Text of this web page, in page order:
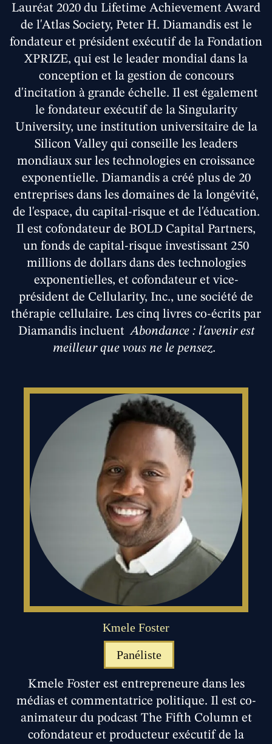
Lauréat 2020 du Lifetime Achievement Award
de l'Atlas Society, Peter H. Diamandis est le
fondateur et président exécutif de la Fondation
XPRIZE, qui est le leader mondial dans la
conception et la gestion de concours
d'incitation à grande échelle. Il est également
le fondateur exécutif de la Singularity
University, une institution universitaire de la
Silicon Valley qui conseille les leaders
mondiaux sur les technologies en croissance
exponentielle. Diamandis a créé plus de 20
entreprises dans les domaines de la longévité,
de l'espace, du capital-risque et de l'éducation.
Il est cofondateur de BOLD Capital Partners,
un fonds de capital-risque investissant 250
millions de dollars dans des technologies
exponentielles, et cofondateur et vice-
président de Cellularity, Inc., une société de
thérapie cellulaire. Les cinq livres co-écrits par
Diamandis incluent Abondance : l'avenir est
meilleur que vous ne le pensez.
Kmele Foster
Panéliste
Kmele Foster est entrepreneure dans les
médias et commentatrice politique. Il est co-
animateur du podcast The Fifth Column et
cofondateur et producteur exécutif de la